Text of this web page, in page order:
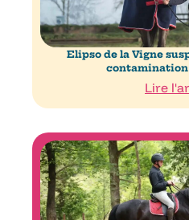
Elipso de la Vigne
Lire